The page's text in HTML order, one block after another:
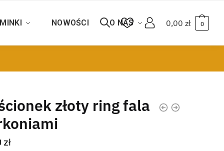
NOWOŚCI O NAS 0,00 zł 0
złoty ring fala
zł